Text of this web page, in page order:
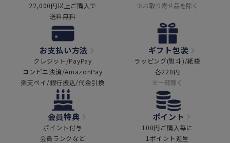
22,000円以上ご購入で
送料無料
※お取り寄せ品を除く
お支払い方法
クレジット/PayPay
コンビニ決済/AmazonPay
楽天ペイ/銀行振込/代金引換
ギフト包装
ラッピング(熨斗)/紙袋
各220円
※一部除く
会員特典
ポイント付与
会員ランクなど
ポイント
100円ご購入毎に
1ポイント進呈